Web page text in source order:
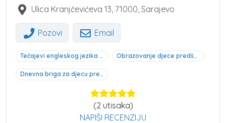
Ulica Kranjčevićeva 13 71000 Sarajevo
Pozovi Email
Tečajevi engleskog jezika za djecu predškolske dobi Sarajevo Obrazovanje djece predškolske dobi Sarajevo
Dnevna briga za djecu predškolske dobi Sarajevo
(2 utisaka)
NAPIŠI RECENZIJU